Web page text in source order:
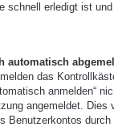
schnell erledigt ist
automatisch
das
anmelden“
angemeldet. Dies
Benutzerkontos durch